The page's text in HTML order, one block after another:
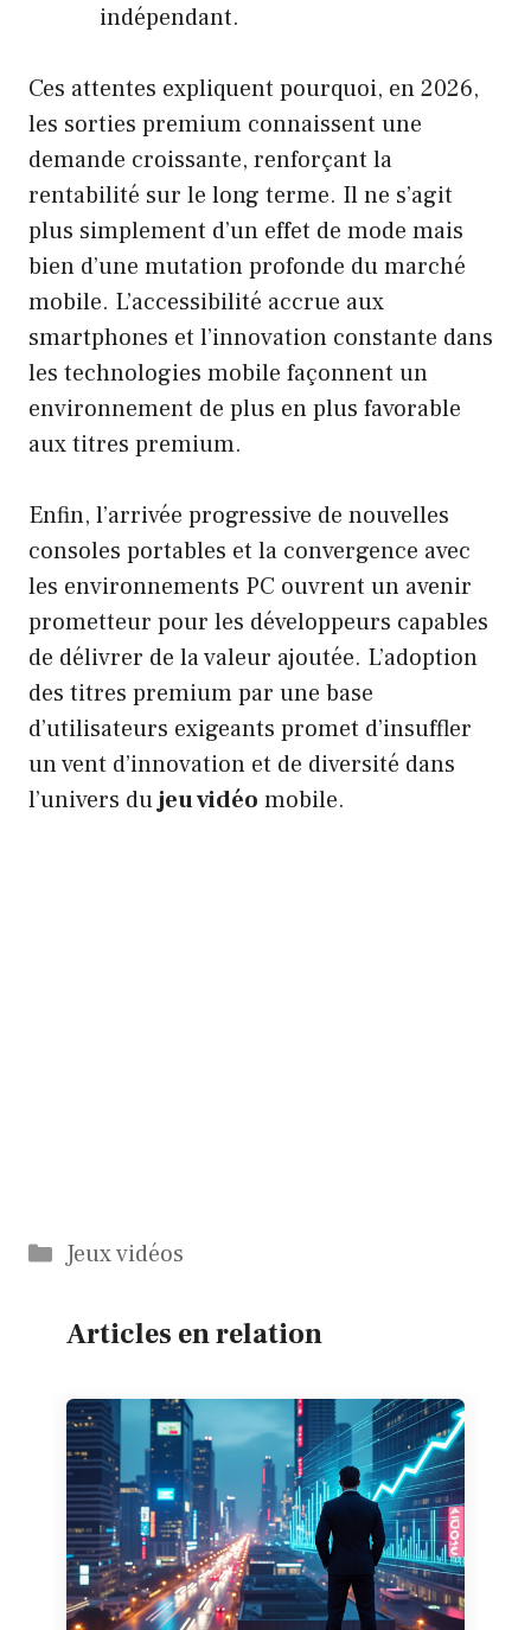
indépendant.
Ces attentes expliquent pourquoi, en 2026,
les sorties premium connaissent une
demande croissante, renforçant la
rentabilité sur le long terme. Il ne s’agit
plus simplement d’un effet de mode mais
bien d’une mutation profonde du marché
mobile. L’accessibilité accrue aux
smartphones et l’innovation constante dans
les technologies mobile façonnent un
environnement de plus en plus favorable
aux titres premium.
Enfin, l’arrivée progressive de nouvelles
consoles portables et la convergence avec
les environnements PC ouvrent un avenir
prometteur pour les développeurs capables
de délivrer de la valeur ajoutée. L’adoption
des titres premium par une base
d’utilisateurs exigeants promet d’insuffler
un vent d’innovation et de diversité dans
l’univers dujeu vidéo mobile.
Catégories
Jeux vidéos
Articles en relation